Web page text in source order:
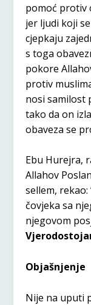
pomoć protiv
jer ljudi koji
cjepkaju
s toga
pokore
protiv
nosi samilost
tako da on
obaveza se
Ebu Hurejra,
Allahov
sellem,
čovjeka sa
njegovom
Objašnjenje
Nije na uputi